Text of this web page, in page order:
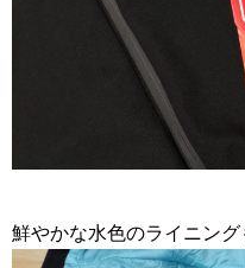
鮮やかな水色のライニング